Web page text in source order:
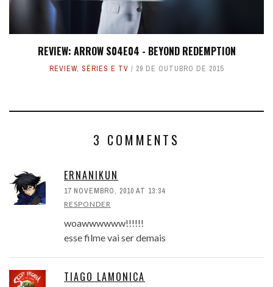
REVIEW: ARROW S04E04 - BEYOND REDEMPTION
REVIEW, SÉRIES E TV 29 DE OUTUBRO DE 2015
3 COMMENTS
ERNANIKUN
17 NOVEMBRO, 2010 AT 13:34
RESPONDER
woawwwwww!!!!!!
esse filme vai ser demais
TIAGO LAMONICA